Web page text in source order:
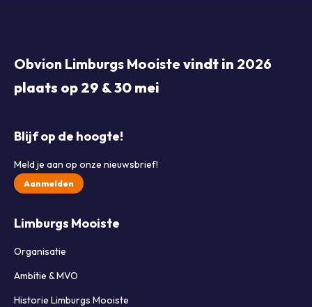
Obvion Limburgs Mooiste vindt in 2026
plaats op 29 & 30 mei
Blijf op de hoogte!
Meld je aan op onze nieuwsbrief!
Aanmelden
Limburgs Mooiste
Organisatie
Ambitie & MVO
Historie Limburgs Mooiste